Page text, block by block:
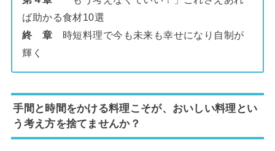
ば助かる食材10選
終 章 時短料理で今も未来も幸せになり自制が
輝く
手間と時間をかける料理こそが、おいしい料理とい
う考え方を捨てませんか？